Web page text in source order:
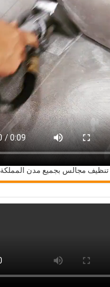
مجالس بجميع مدن المملكة